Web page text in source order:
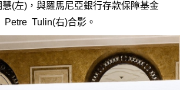
(左)，與羅馬尼亞銀行存款保障基金
Petre Tulin(右)合影。